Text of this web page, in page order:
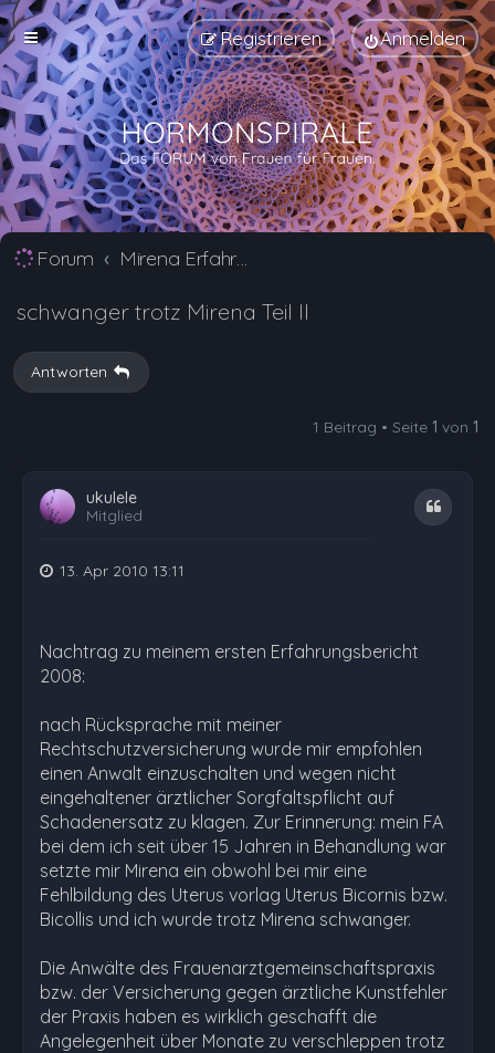
Anmelden
Registrieren
Forum Mirena Erfahrungsberichte und Nebenwirkungen
schwanger trotz Mirena Teil II
Antworten
1 Beitrag • Seite 1 von 1
ukulele
Mitglied
Zitat
13. Apr 2010 13:11
Nachtrag zu meinem ersten Erfahrungsbericht
2008:
nach Rücksprache mit meiner
Rechtschutzversicherung wurde mir empfohlen
einen Anwalt einzuschalten und wegen nicht
eingehaltener ärztlicher Sorgfaltspflicht auf
Schadenersatz zu klagen. Zur Erinnerung: mein FA
bei dem ich seit über 15 Jahren in Behandlung war
setzte mir Mirena ein obwohl bei mir eine
Fehlbildung des Uterus vorlag Uterus Bicornis bzw.
Bicollis und ich wurde trotz Mirena schwanger.
Die Anwälte des Frauenarztgemeinschaftspraxis
bzw. der Versicherung gegen ärztliche Kunstfehler
der Praxis haben es wirklich geschafft die
Angelegenheit über Monate zu verschleppen trotz